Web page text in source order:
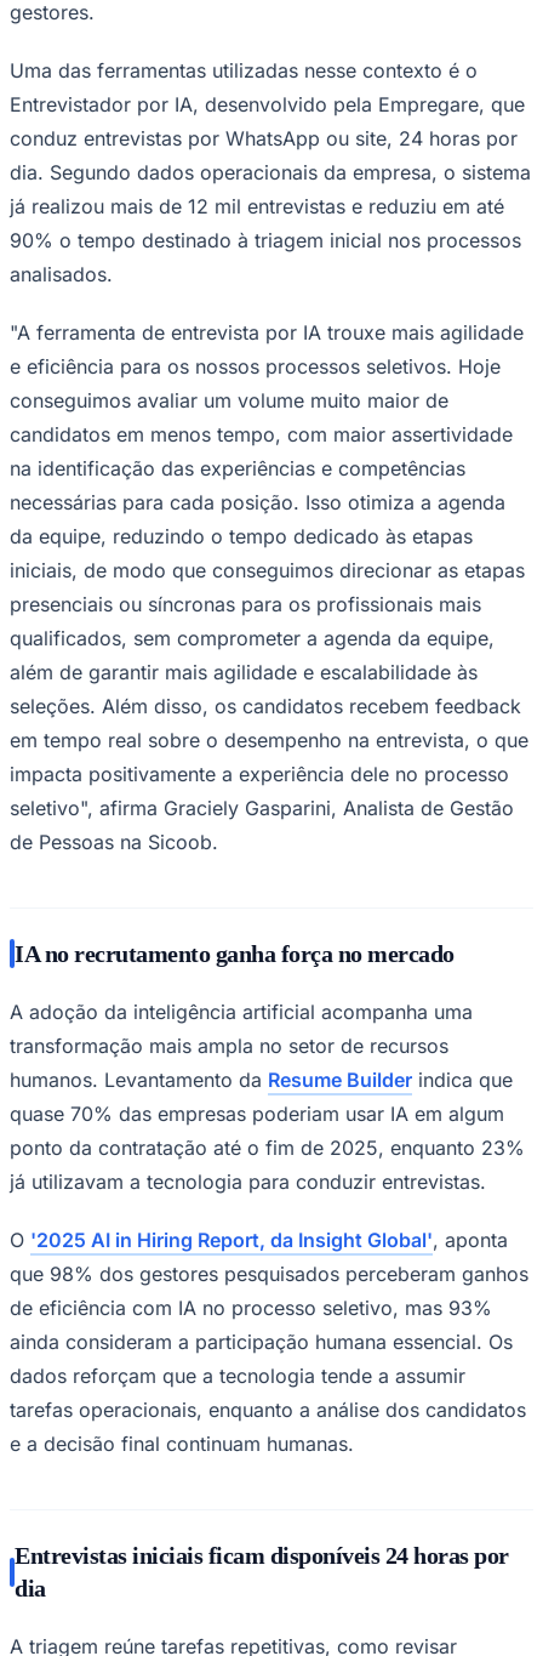
do Bom Jesus
Rocha
Francisco Morato
Guia de Empresas
Vagas na Região Novo
Hub de Negócios
Guia Comercial
Selo Verificado
Portal Educacional
Agenda de Vestibulares
Vagas de Emprego
Panorama Econômico
Panorama Econômico
Para Sua Empresa
Anuncie no Portal
Verificar Empresa
Novo
Anunciar VagasNovo
Publicidade Legal
NBA
NFL
UFC
Tênis (ATP)
MLB
NHL
Vôlei
NBB
Competições de Futebol
Brasileirão Série A
Libertadores
Sul-Americana
Champions League
La Liga
Bundesliga
Times - Ir direto
gestores.
Uma das ferramentas utilizadas nesse contexto é o
Entrevistador por IA, desenvolvido pela Empregare, que
conduz entrevistas por WhatsApp ou site, 24 horas por
dia. Segundo dados operacionais da empresa, o sistema
já realizou mais de 12 mil entrevistas e reduziu em até
90% o tempo destinado à triagem inicial nos processos
analisados.
"A ferramenta de entrevista por IA trouxe mais agilidade
e eficiência para os nossos processos seletivos. Hoje
conseguimos avaliar um volume muito maior de
candidatos em menos tempo, com maior assertividade
na identificação das experiências e competências
necessárias para cada posição. Isso otimiza a agenda
da equipe, reduzindo o tempo dedicado às etapas
iniciais, de modo que conseguimos direcionar as etapas
presenciais ou síncronas para os profissionais mais
qualificados, sem comprometer a agenda da equipe,
além de garantir mais agilidade e escalabilidade às
seleções. Além disso, os candidatos recebem feedback
em tempo real sobre o desempenho na entrevista, o que
impacta positivamente a experiência dele no processo
seletivo", afirma Graciely Gasparini, Analista de Gestão
de Pessoas na Sicoob.
IA no recrutamento ganha força no mercado
A adoção da inteligência artificial acompanha uma
transformação mais ampla no setor de recursos
humanos. Levantamento da Resume Builder indica que
quase 70% das empresas poderiam usar IA em algum
ponto da contratação até o fim de 2025, enquanto 23%
já utilizavam a tecnologia para conduzir entrevistas.
O '2025 AI in Hiring Report, da Insight Global', aponta
que 98% dos gestores pesquisados perceberam ganhos
de eficiência com IA no processo seletivo, mas 93%
ainda consideram a participação humana essencial. Os
dados reforçam que a tecnologia tende a assumir
tarefas operacionais, enquanto a análise dos candidatos
e a decisão final continuam humanas.
Entrevistas iniciais ficam disponíveis 24 horas por
dia
A triagem reúne tarefas repetitivas, como revisar